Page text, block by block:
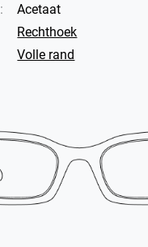
:
Acetaat
Rechthoek
Volle rand